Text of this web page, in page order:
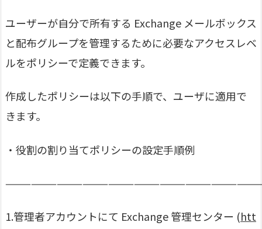
ユーザーが自分で所有する Exchange メールボックス
と配布グループを管理するために必要なアクセスレベ
ルをポリシーで定義できます。
作成したポリシーは以下の手順で、ユーザに適用で
きます。
・役割の割り当てポリシーの設定手順例
1.管理者アカウントにて Exchange 管理センター (htt